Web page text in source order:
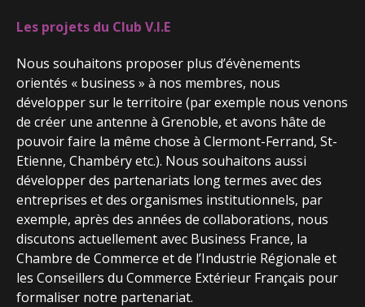
Les projets du Club V.I.E
Nous souhaitons proposer plus d’évènements
orientés « business » à nos membres, nous
développer sur le territoire (par exemple nous venons
de créer une antenne à Grenoble, et avons hâte de
pouvoir faire la même chose à Clermont-Ferrand, St-
Etienne, Chambéry etc.). Nous souhaitons aussi
développer des partenariats long termes avec des
entreprises et des organismes institutionnels, par
exemple, après des années de collaborations, nous
discutons actuellement avec Business France, la
Chambre de Commerce et de l’Industrie Régionale et
les Conseillers du Commerce Extérieur Français pour
formaliser notre partenariat.